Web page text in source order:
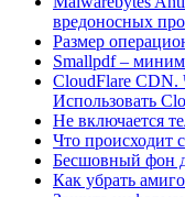
вредоносных
Размер
Smallpdf –
CloudFlare CDN.
Использовать
Не включается
Что происходит
Бесшовный фон
Как убрать амиго